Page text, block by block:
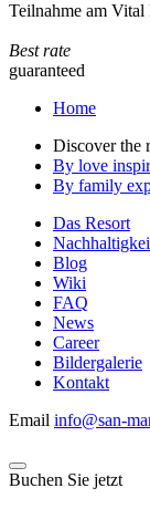
Teilnahme am
Best rate
guaranteed
Home
Discover the
By love
By family
Das Resort
Blog
Wiki
FAQ
News
Career
Bildergalerie
Kontakt
Email info@san-
Buchen Sie jetzt